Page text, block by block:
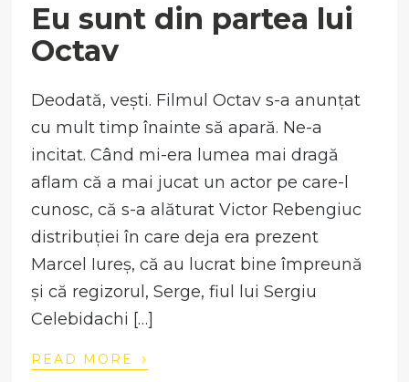
Eu sunt din partea lui
Octav
Deodată, vești. Filmul Octav s-a anunțat
cu mult timp înainte să apară. Ne-a
incitat. Când mi-era lumea mai dragă
aflam că a mai jucat un actor pe care-l
cunosc, că s-a alăturat Victor Rebengiuc
distribuției în care deja era prezent
Marcel Iureș, că au lucrat bine împreună
și că regizorul, Serge, fiul lui Sergiu
Celebidachi […]
READ MORE ›